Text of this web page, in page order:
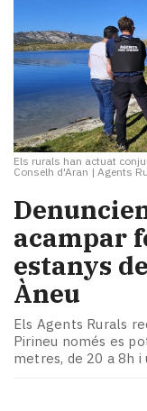
Els rurals han actuat
Conselh d'Aran | Agents
acampar
estanys
Àneu
Els Agents Rurals
Pirineu només es
metres, de 20 a 8h